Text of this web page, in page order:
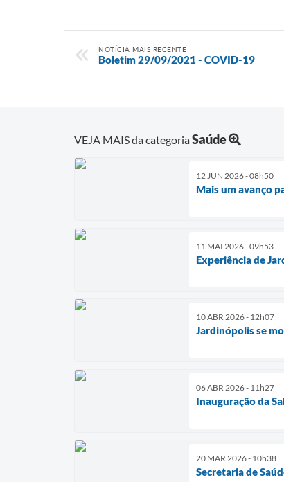
NOTÍCIA MAIS RECENTE
Boletim 29/09/2021 - COVID-19
VEJA MAIS da categoriaSaúde
12 JUN 2026 - 08h50
Mais um avanço
11 MAI 2026 - 09h53
Experiência de
10 ABR 2026 - 12h07
Jardinópolis se
06 ABR 2026 - 11h27
Inauguração da
20 MAR 2026 - 10h38
Secretaria de